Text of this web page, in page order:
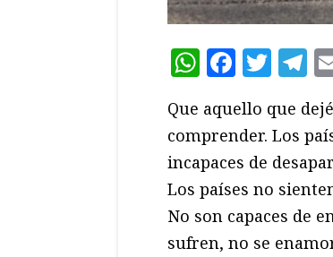
Que aquello que
comprender. Los
incapaces de
Los países no
No son capaces de
sufren, no se